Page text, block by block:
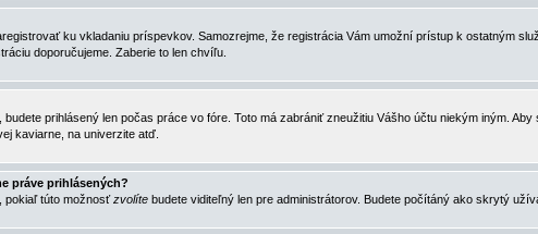
ku vkladaniu príspevkov. Samozrejme, že registrácia Vám umožní prístup k ostatným
doporučujeme. Zaberie to len chvíľu.
, budete prihlásený len počas práce vo fóre. Toto má zabrániť zneužitiu Vášho účtu niekým iným.
kaviarne, na univerzite atď.
práve prihlásených?
, pokiaľ túto možnosťzvolíte budete viditeľný len pre administrátorov. Budete počítáný ako skrytý